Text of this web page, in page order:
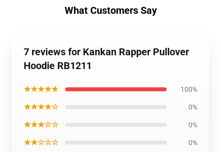
What Customers Say
7 reviews for Kankan Rapper Pullover
Hoodie RB1211
★★★★★ 100%
★★★★☆ 0%
★★★☆☆ 0%
★★☆☆☆ 0%